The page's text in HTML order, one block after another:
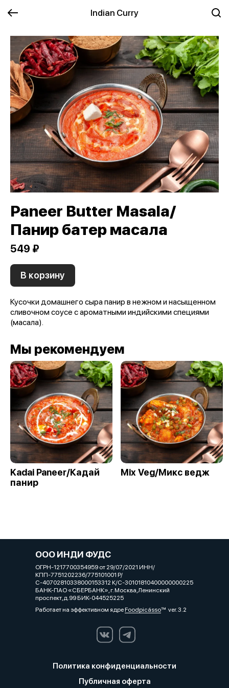
Indian Curry
Paneer Butter Masala/
Панир батер масала
549 ₽
В корзину
Кусочки домашнего сыра панир в нежном и насыщенном
сливочном соусе с ароматными индийскими специями
(масала).
Мы рекомендуем
Kadai Paneer/Кадай
панир
Mix Veg/Микс ведж
ООО ИНДИ ФУДС
ОГРН-1217700354959 от 29/07/2021 ИНН/
КПП-7751202236/775101001 Р/
С-40702810338000153312 К/С-30101810400000000225
БАНК-ПАО «СБЕРБАНК», г. Москва,Ленинский
проспект,д.99 БИК-044525225
Работает на эффективном ядреFoodpicássover. 3.2
Политика конфиденциальности
Публичная оферта